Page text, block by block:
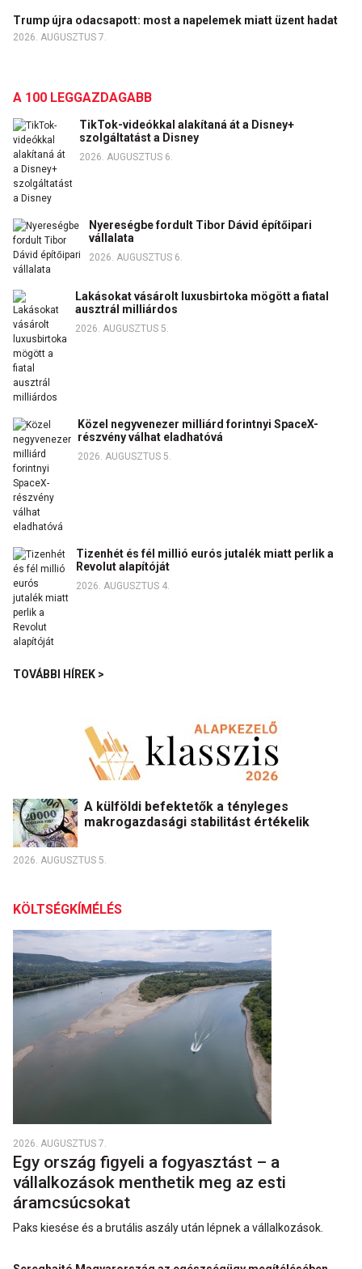
Trump újra odacsapott: most a napelemek miatt üzent hadat
2026. AUGUSZTUS 7.
A 100 LEGGAZDAGABB
TikTok-videókkal alakítaná át a Disney+
szolgáltatást a Disney
2026. AUGUSZTUS 6.
Nyereségbe fordult Tibor Dávid építőipari
vállalata
2026. AUGUSZTUS 6.
Lakásokat vásárolt luxusbirtoka mögött a fiatal
ausztrál milliárdos
2026. AUGUSZTUS 5.
Közel negyvenezer milliárd forintnyi SpaceX-
részvény válhat eladhatóvá
2026. AUGUSZTUS 5.
Tizenhét és fél millió eurós jutalék miatt perlik a
Revolut alapítóját
2026. AUGUSZTUS 4.
TOVÁBBI HÍREK >
A külföldi befektetők a tényleges
makrogazdasági stabilitást értékelik
2026. AUGUSZTUS 5.
KÖLTSÉGKÍMÉLÉS
2026. AUGUSZTUS 7.
Egy ország figyeli a fogyasztást – a
vállalkozások menthetik meg az esti
áramcsúcsokat
Paks kiesése és a brutális aszály után lépnek a vállalkozások.